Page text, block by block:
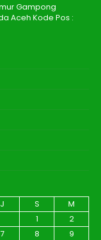
Gampong
Aceh Kode Pos :
J S
M
1
2
7 8
9